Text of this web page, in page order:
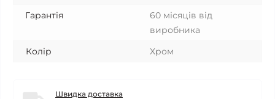
Гарантія
60 місяців від
виробника
Колір
Хром
Швидка доставка